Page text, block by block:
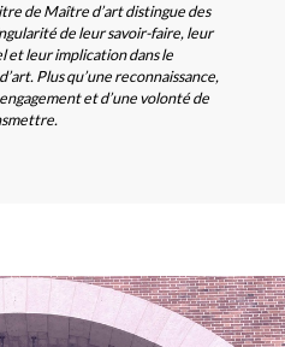
de Maître d’art distingue des
de leur savoir-faire, leur
et leur implication dans le
Plus qu’une reconnaissance,
et d’une volonté de